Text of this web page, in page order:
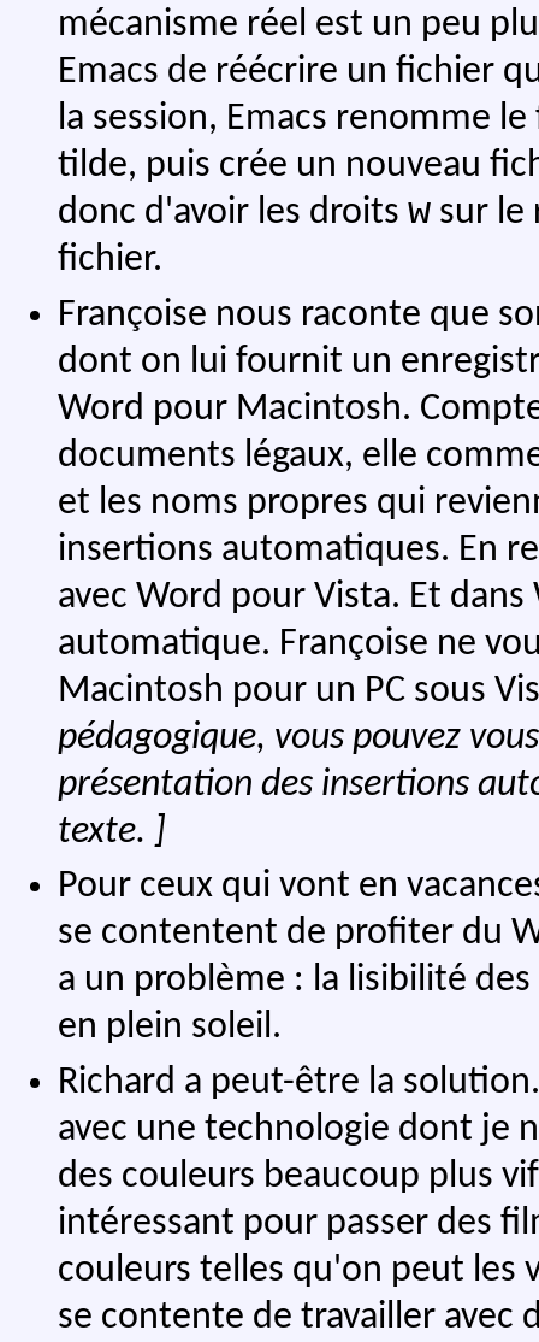
mécanisme réel est un peu
Emacs de réécrire un fichier
la session, Emacs renomme
tilde, puis crée un nouveau
donc d'avoir les droits w sur le
fichier.
Françoise nous raconte que
dont on lui fournit un
Word pour Macintosh.
documents légaux, elle
et les noms propres qui
insertions automatiques. En
avec Word pour Vista. Et
automatique. Françoise ne
Macintosh pour un PC sous
pédagogique, vous pouvez
présentation des insertions
texte. ]
Pour ceux qui vont en
se contentent de profiter du
a un problème : la lisibilité
en plein soleil.
Richard a peut-être la
avec une technologie dont je
des couleurs beaucoup plus
intéressant pour passer des
couleurs telles qu'on peut les
se contente de travailler avec